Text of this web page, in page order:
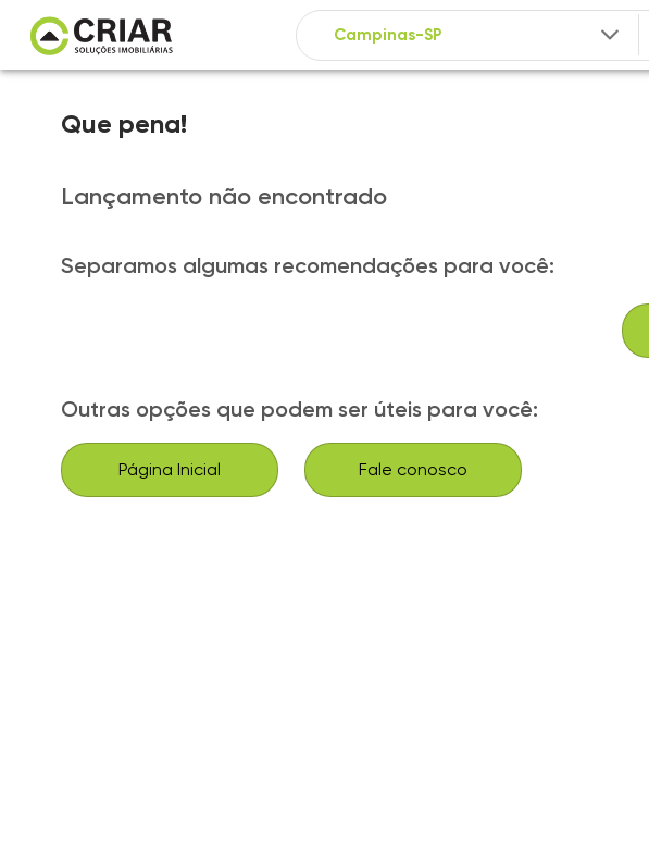
Que pena!
Lançamento não encontrado
Separamos algumas recomendações para você:
Outras opções que podem ser úteis para você:
Página Inicial Fale conosco